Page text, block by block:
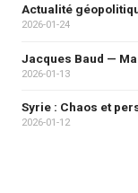
Actualité
2026-01-24
Jacques Baud —
2026-01-13
Syrie : Chaos et
2026-01-12